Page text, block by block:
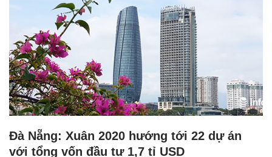
Đà Nẵng: Xuân 2020 hướng tới 22 dự án
với tổng vốn đầu tư 1,7 tỉ USD